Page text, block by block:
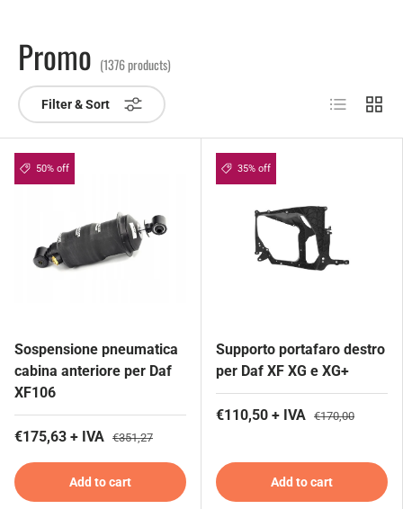
Promo (1376 products)
Filter & Sort List Grid
50% off
Sospensione pneumatica
cabina anteriore per Daf
XF106
€175,63 + IVA €351,27
Add to cart
35% off
Supporto portafaro destro
per Daf XF XG e XG+
€110,50 + IVA €170,00
Add to cart